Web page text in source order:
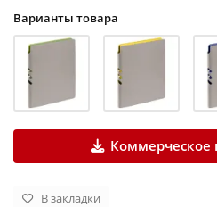
Варианты товара
Коммерческое
В закладки